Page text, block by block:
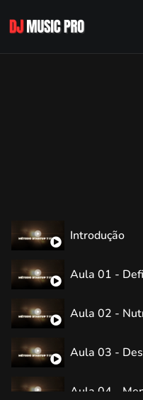
Introdução
Aula 01 -
Aula 02 -
Aula 03 -
Aula 04 -